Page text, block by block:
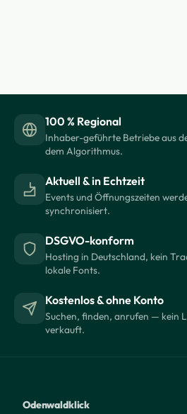
100 % Regional
Inhaber-geführte Betriebe aus
dem Algorithmus.
Aktuell & in Echtzeit
Events und Öffnungszeiten
synchronisiert.
DSGVO-konform
Hosting in Deutschland, kein
lokale Fonts.
Kostenlos & ohne Konto
Suchen, finden, anrufen — kein
verkauft.
Odenwaldklick